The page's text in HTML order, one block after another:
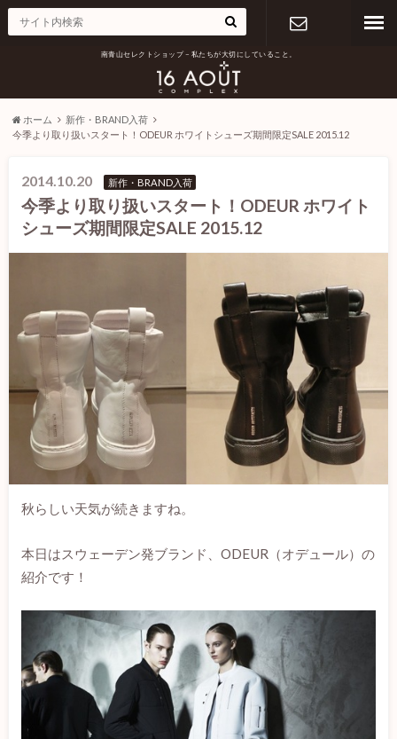
南青山セレクトショップ – 私たちが大切にしていること。
ホーム
新作・BRAND入荷
今季より取り扱いスタート！ODEUR ホワイトシューズ期間限定SALE 2015.12
2014.10.20 新作・BRAND入荷
今季より取り扱いスタート！ODEUR ホワイト
シューズ期間限定SALE 2015.12
秋らしい天気が続きますね。
本日はスウェーデン発ブランド、ODEUR（オデュール）の
紹介です！